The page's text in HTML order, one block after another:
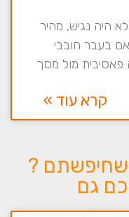
היה נגיש, מהיר
בעבר חובבי
מול מסך
קרא עוד »
?
גם